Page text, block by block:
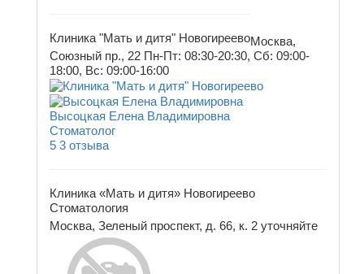
Клиника "Мать и дитя" НовогиреевоМосква,
Союзный пр., 22 Пн-Пт: 08:30-20:30, Сб: 09:00-
18:00, Вс: 09:00-16:00
Высоцкая Елена Владимировна
Стоматолог
5 3 отзыва
Клиника «Мать и дитя» Новогиреево
Стоматология
Москва, Зеленый проспект, д. 66, к. 2 уточняйте